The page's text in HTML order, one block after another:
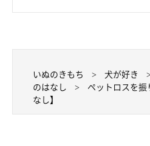
プロフィール
1971年大阪生まれ。2005年、愛犬
するようになる。著書に『ひとり
曲したコンピレーションアルバム
ク『Another Side Of Music』(ワー
いぬのきもち 犬が好き
のはなし
ペットロスを
なし】